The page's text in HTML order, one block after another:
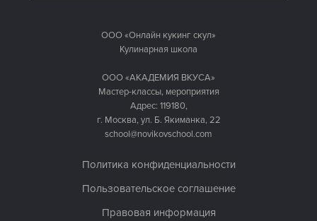
ООО «Онлайн кукинг скул»
Кулинарная школа
ООО «АКАДЕМИЯ ВКУСА»
Мастер-классы, мероприятия
Адрес: 119180,
г. Москва, ул. Б. Якиманка, 22
school@novikovschool.com
Политика конфиденциальности
Пользовательское соглашение
Правовая информация